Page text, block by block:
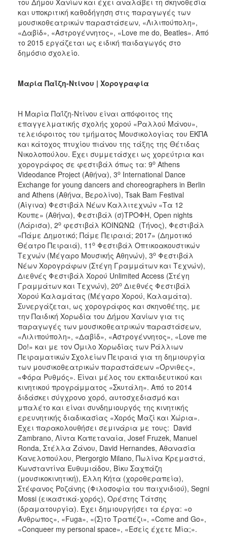
του Δήμου Χανίων και έχει αναλάβει τη σκηνοθεσία
και υποκριτική καθοδήγηση στις παραγωγές των
μουσικοθεατρικών παραστάσεων, «Λιλιπούπολη»,
«Δαβίδ», «Αστρογέννητος», «Love me do, Beatles». Από
το 2015 εργάζεται ως ειδική παιδαγωγός στο
δημόσιο σχολείο.
Μαρία Παΐζη-Ντίνου | Χορογραφία
Η Μαρία Παΐζη-Ντίνου είναι απόφοιτος της
επαγγελματικής σχολής χορού «Ραλλού Μάνου»,
τελειόφοιτος του τμήματος Μουσικολογίας του ΕΚΠΑ
και κάτοχος πτυχίου πιάνου της τάξης της Θέτιδας
Νικολοπούλου. Έχει συμμετάσχει ως χορεύτρια και
χορογράφος σε φεστιβάλ όπως τα: 9ο Athens
Videodance Project (Αθήνα), 3ο International Dance
Exchange for young dancers and choreographers in Berlin
and Athens (Αθήνα, Βερολίνο), Tsak Bam Festival
(Αίγινα) Φεστιβάλ Νέων Καλλιτεχνών «Τα 12
Κουπε» (Αθήνα), Φεστιβάλ (σ)ΤΡΟΦΗ, Open nights
(Λάρισα), 2ο φεστιβάλ ΚΟΙΝΩΝΩ (Τήνος), Φεστιβάλ
«Πάμε Δημοτικό; Πάμε Πειραιά; 2017» (Δημοτικό
Θέατρο Πειραιά), 11 ο Φεστιβάλ Οπτικοακουστικών
Τεχνών (Μέγαρο Μουσικής Αθηνών), 3ο Φεστιβάλ
Νέων Χορογράφων (Στέγη Γραμμάτων και Τεχνών),
Διεθνές Φεστιβάλ Χορού Unlimited Access (Στέγη
Γραμμάτων και Τεχνών), 20ο Διεθνές Φεστιβάλ
Χορού Καλαμάτας (Μέγαρο Χορού, Καλαμάτα).
Συνεργάζεται, ως χορογράφος και σκηνοθέτης, με
την Παιδική Χορωδία του Δήμου Χανίων για τις
παραγωγές των μουσικοθεατρικών παραστάσεων,
«Λιλιπούπολη», «Δαβίδ», «Αστρογέννητος», «Love me
Do!» και με τον Όμιλο Χορωδίας των Ράλλιων
Πειραματικών Σχολείων Πειραιά για τη δημιουργία
των μουσικοθεατρικών παραστάσεων «Όρνιθες»,
«Φόρα Ρυθμός». Είναι μέλος του εκπαιδευτικού και
κινητικού προγράμματος «Σκυτάλη». Από το 2014
διδάσκει σύγχρονο χορό, αυτοσχεδιασμό και
μπαλέτο και είναι συνδημιουργός της κινητικής
ερευνητικής διαδικασίας «Χορός Μαζί και Χώρια».
Έχει παρακολουθήσει σεμινάρια με τους: David
Zambrano, Λίντα Καπεταναία, Josef Fruzek, Manuel
Ronda, Στέλλα Ζάνου, David Hernandes, Αθανασία
Κανελοπούλου, Piergorgio Milano, Πωλίνα Κρεμαστά,
Κωνσταντίνα Ευθυμιάδου, Βίκυ Σαχπάζη
(μουσικοκινητική), Έλλη Κήτα (χοροθεραπεία),
Στέφανος Ροζάνης (Φιλοσοφία του παιχνιδιού), Segni
Mossi (εικαστικά-χορός), Ορέστης Τάτσης
(δραματουργία). Έχει δημιουργήσει τα έργα: «ο
Άνθρωπος», «Fuga», «(Σ)το Τραπέζι», «Come and Go»,
«Conqueer my personal space», «Εσείς έχετε Μία;».